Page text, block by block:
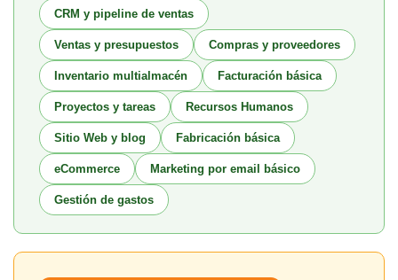
CRM y pipeline de ventas
Ventas y presupuestos Compras y proveedores
Inventario multialmacén Facturación básica
Proyectos y tareas Recursos Humanos
Sitio Web y blog Fabricación básica
eCommerce Marketing por email básico
Gestión de gastos